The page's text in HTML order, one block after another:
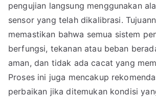
pengujian langsung menggunakan
sensor yang telah dikalibrasi.
memastikan bahwa semua sistem
berfungsi, tekanan atau beban
aman, dan tidak ada cacat yang
Proses ini juga mencakup
perbaikan jika ditemukan kondisi